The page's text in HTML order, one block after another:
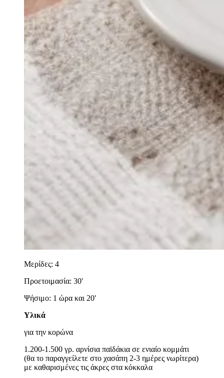
Μερίδες: 4
Προετοιμασία: 30′
Ψήσιμο: 1 ώρα και 20′
Υλικά
για την κορώνα
1.200-1.500 γρ. αρνίσια παϊδάκια σε ενιαίο κομμάτι
(θα το παραγγείλετε στο χασάπη 2-3 ημέρες νωρίτερα)
με καθαρισμένες τις άκρες στα κόκκαλα